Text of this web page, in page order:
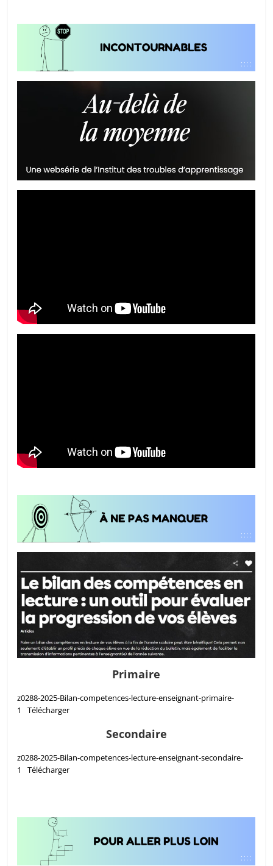
Primaire
z0288-2025-Bilan-competences-lecture-enseignant-primaire-
1
Télécharger
Secondaire
z0288-2025-Bilan-competences-lecture-enseignant-secondaire-
1
Télécharger